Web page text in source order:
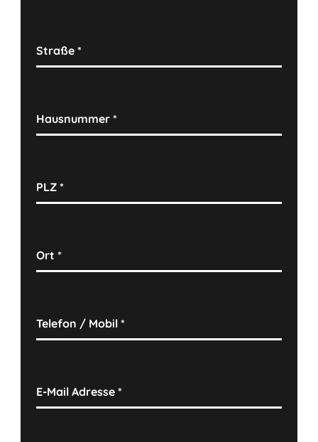
Straße*
Hausnummer*
PLZ*
Ort*
Telefon / Mobil*
E-Mail Adresse*